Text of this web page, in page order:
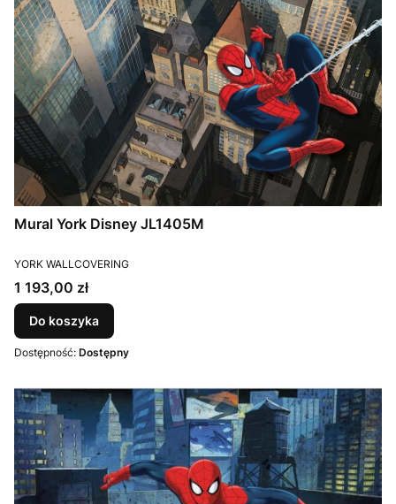
Mural York Disney JL1405M
PRODUCENT
YORK WALLCOVERING
Cena
1 193,00 zł
Do koszyka
Dostępność: Dostępny